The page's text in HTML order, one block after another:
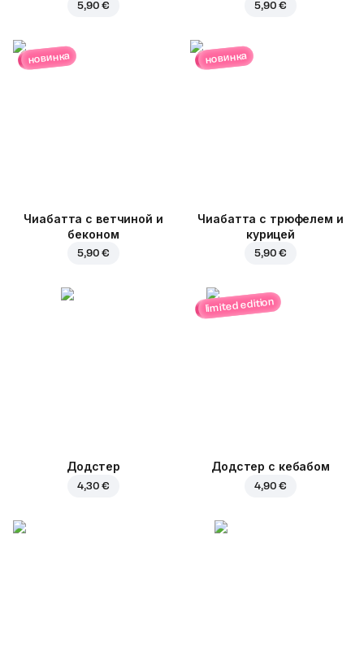
5,90 € 5,90 €
новинка
Чиабатта с ветчиной и
беконом
5,90 €
новинка
Чиабатта с трюфелем и
курицей
5,90 €
Додстер
4,30 €
limited edition
Додстер с кебабом
4,90 €